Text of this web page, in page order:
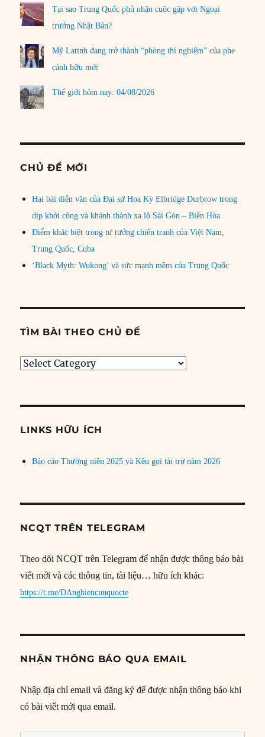
Tại sao Trung Quốc phủ nhận cuộc gặp với Ngoại
trưởng Nhật Bản?
Mỹ Latinh đang trở thành “phòng thí nghiệm” của phe
cánh hữu mới
Thế giới hôm nay: 04/08/2026
CHỦ ĐỀ MỚI
Hai bài diễn văn của Đại sứ Hoa Kỳ Elbridge Durbrow trong
dịp khởi công và khánh thành xa lộ Sài Gòn – Biên Hòa
Điểm khác biệt trong tư tưởng chiến tranh của Việt Nam,
Trung Quốc, Cuba
‘Black Myth: Wukong’ và sức mạnh mềm của Trung Quốc
TÌM BÀI THEO CHỦ ĐỀ
Tìm
đề
LINKS HỮU ÍCH
Báo cáo Thường niên 2025 và Kêu gọi tài trợ năm 2026
NCQT TRÊN TELEGRAM
Theo dõi NCQT trên Telegram để nhận được thông báo bài
viết mới và các thông tin, tài liệu… hữu ích khác:
https://t.me/DAnghiencuuquocte
NHẬN THÔNG BÁO QUA EMAIL
Nhập địa chỉ email và đăng ký để được nhận thông báo khi
có bài viết mới qua email.